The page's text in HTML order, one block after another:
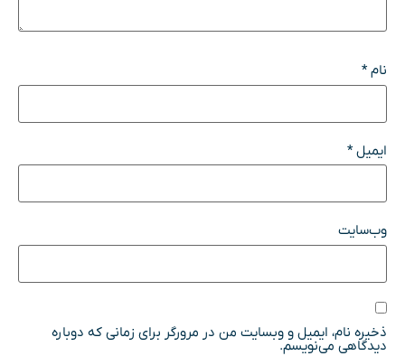
نام*
ایمیل*
وب‌سایت
ذخیره نام، ایمیل و وبسایت من در مرورگر برای زمانی که دوباره
دیدگاهی می‌نویسم.